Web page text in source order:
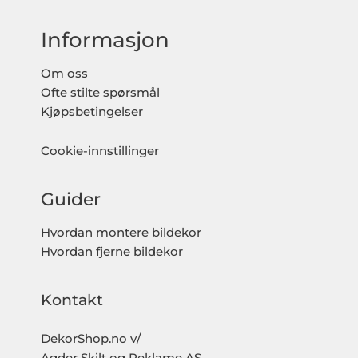
Informasjon
Om oss
Ofte stilte spørsmål
Kjøpsbetingelser
Cookie-innstillinger
Guider
Hvordan montere bildekor
Hvordan fjerne bildekor
Kontakt
DekorShop.no v/